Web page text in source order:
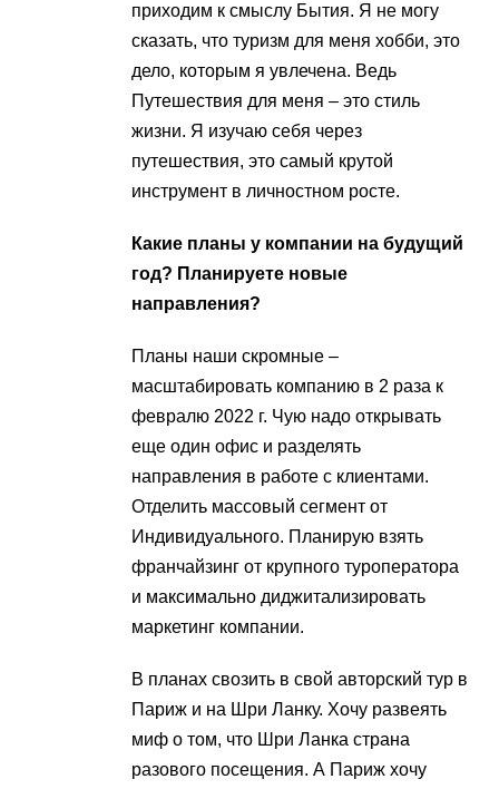
приходим к смыслу Бытия. Я не могу
сказать, что туризм для меня хобби, это
дело, которым я увлечена. Ведь
Путешествия для меня – это стиль
жизни. Я изучаю себя через
путешествия, это самый крутой
инструмент в личностном росте.
Какие планы у компании на будущий
год? Планируете новые
направления?
Планы наши скромные –
масштабировать компанию в 2 раза к
февралю 2022 г. Чую надо открывать
еще один офис и разделять
направления в работе с клиентами.
Отделить массовый сегмент от
Индивидуального. Планирую взять
франчайзинг от крупного туроператора
и максимально диджитализировать
маркетинг компании.
В планах свозить в свой авторский тур в
Париж и на Шри Ланку. Хочу развеять
миф о том, что Шри Ланка страна
разового посещения. А Париж хочу